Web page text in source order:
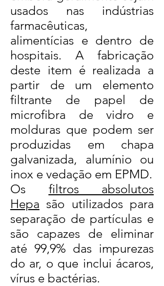
usados nas indústrias
farmacêuticas,
alimentícias e dentro de
hospitais. A fabricação
deste item é realizada a
partir de um elemento
filtrante de papel de
microfibra de vidro e
molduras que podem ser
produzidas em chapa
galvanizada, alumínio ou
inox e vedação em EPMD.
Os filtros absolutos
Hepa são utilizados para
separação de partículas e
são capazes de eliminar
até 99,9% das impurezas
do ar, o que inclui ácaros,
vírus e bactérias.